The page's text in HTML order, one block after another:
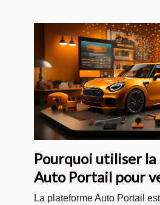
Pourquoi utiliser
Auto Portail pour
voiture sur
La plateforme Auto Portail